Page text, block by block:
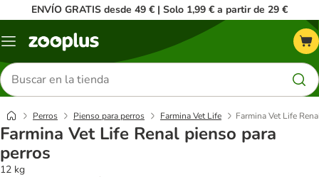
ENVÍO GRATIS desde 49 € | Solo 1,99 € a partir de 29 €
Menú
Buscar
productos
Perros Pienso para perros Farmina Vet Life Farmina Vet Life
Farmina Vet Life Renal pienso para
perros
12 kg